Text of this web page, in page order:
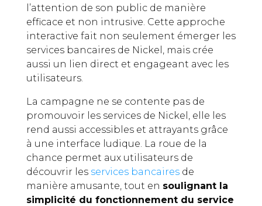
l’attention de son public de manière
efficace et non intrusive. Cette approche
interactive fait non seulement émerger les
services bancaires de Nickel, mais crée
aussi un lien direct et engageant avec les
utilisateurs.
La campagne ne se contente pas de
promouvoir les services de Nickel, elle les
rend aussi accessibles et attrayants grâce
à une interface ludique. La roue de la
chance permet aux utilisateurs de
découvrir les services bancairesde
manière amusante, tout en soulignant la
simplicité du fonctionnement du service